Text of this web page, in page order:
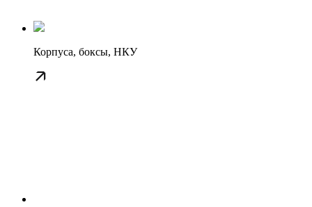
Корпуса, боксы, НКУ